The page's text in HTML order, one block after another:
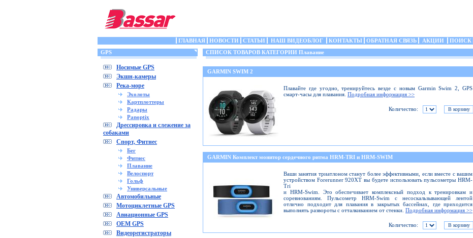
ГЛАВНАЯ НОВОСТИ СТАТЬИ НАШ ВИДЕОБЛОГ КОНТАКТЫ ОБРАТНАЯ СВЯЗЬ АКЦИИ ПОИСК
GPS
Носимые GPS
Экшн-камеры
Река-море
Эхолоты
Картплоттеры
Радары
Panoptix
Дрессировка и слежение за
собаками
Спорт, Фитнес
Бег
Фитнес
Плавание
Велоспорт
Гольф
Универсальные
Автомобильные
Мотоциклетные GPS
Авиационные GPS
OEM GPS
Видеорегистраторы
СПИСОК ТОВАРОВ КАТЕГОРИИ Плавание
GARMIN SWIM 2
Плавайте где угодно, тренируйтесь везде с новым Garmin Swim 2, GPS
смарт-часы для плавания. Подробная информация >>
Количество:
GARMIN Комплект монитор сердечного ритма HRM-TRI и HRM-SWIM
Ваши занятия триатлоном станут более эффективными, если вместе с вашим
устройством Forerunner 920XT вы будете использовать пульсометры HRM-
Tri
и HRM-Swim. Это обеспечивает комплексный подход к тренировкам и
соревнованиям. Пульсометр HRM-Swim с несоскальзывающей лентой
отлично подходит для плавания в закрытых бассейнах, где приходится
выполнять развороты с отталкиванием от стенки. Подробная информация >>
Количество: